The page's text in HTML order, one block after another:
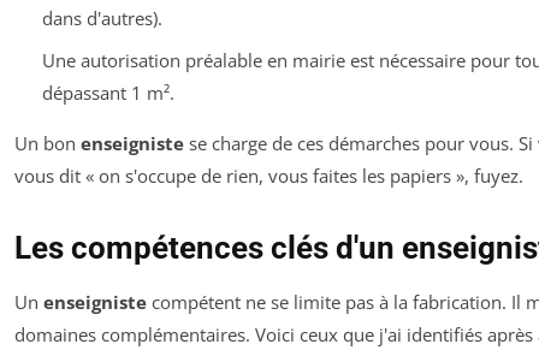
dans d'autres).
Une autorisation préalable en mairie est nécessaire pour
dépassant 1 m².
Un bon enseigniste se charge de ces démarches pour vous.
vous dit « on s'occupe de rien, vous faites les papiers », fuyez.
Les compétences clés d'un
Un enseigniste compétent ne se limite pas à la fabrication. Il
domaines complémentaires. Voici ceux que j'ai identifiés